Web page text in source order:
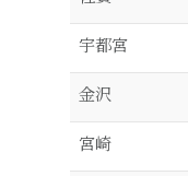
宇都宮
金沢
宮崎